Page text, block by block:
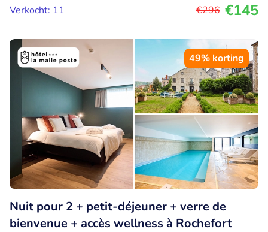
Verkocht: 11
€296 €145
49% korting
Nuit pour 2 + petit-déjeuner + verre de
bienvenue + accès wellness à Rochefort